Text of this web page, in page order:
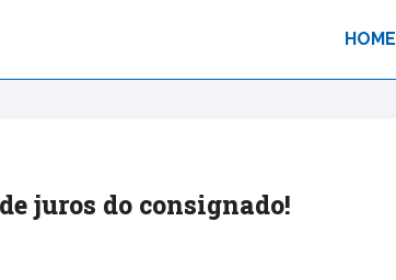
HOME
juros do consignado!